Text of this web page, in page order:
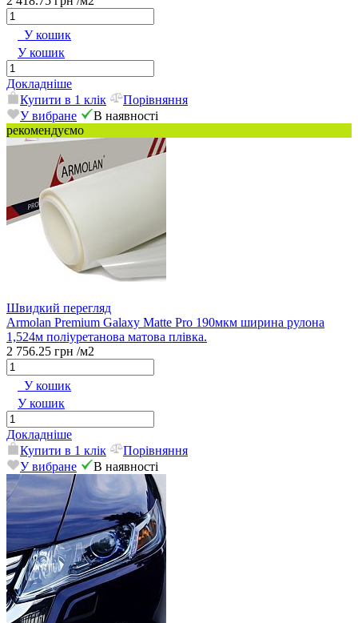
У кошик
У кошик
Докладніше
Купити в 1 клік
Порівняння
У вибране
В наявності
рекомендуємо
Швидкий перегляд
Armolan Premium Galaxy Matte Pro 190мкм ширина рулона
1,524м поліуретанова матова плівка.
2 756.25 грн /м2
У кошик
У кошик
Докладніше
Купити в 1 клік
Порівняння
У вибране
В наявності